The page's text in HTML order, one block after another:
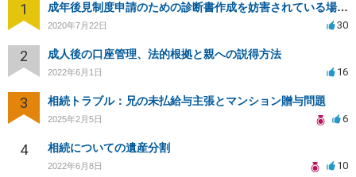
1 成年後見制度申請のための診断書作成を妨害されている場合、法律家に対策を依頼できることはありますか？
2020年7月22日 30
2 成人後の口座管理、法的根拠と親への説得方法
2022年6月1日 16
3 相続トラブル：兄の未払給与主張とマンション贈与問題
2025年2月5日 6
4 相続についての遺産分割
2022年6月8日 10